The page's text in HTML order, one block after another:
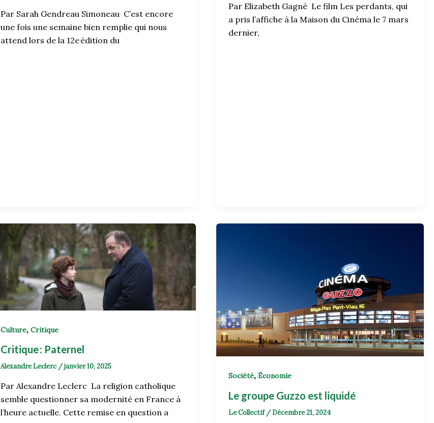
Par Sarah Gendreau Simoneau C’est encore
une fois une semaine bien remplie qui nous
attend lors de la 12e édition du
Par Elizabeth Gagné Le film Les perdants, qui
a pris l’affiche à la Maison du Cinéma le 7 mars
dernier,
Culture, Critique
Critique : Paternel
Alexandre Leclerc/janvier 10, 2025
Par Alexandre Leclerc La religion catholique
semble questionner sa modernité en France à
l’heure actuelle. Cette remise en question a
Société, Économie
Le groupe Guzzo est liquidé
Le Collectif /Décembre 21, 2024